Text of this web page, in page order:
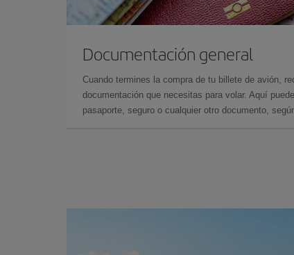
Documentación general
Cuando termines la compra de tu billete de avión,
documentación que necesitas para volar. Aquí
pasaporte, seguro o cualquier otro documento,